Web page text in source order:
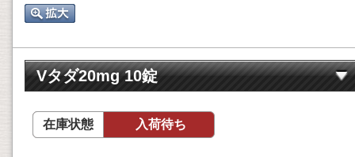
Vタダ20mg 10錠
在庫状態 入荷待ち